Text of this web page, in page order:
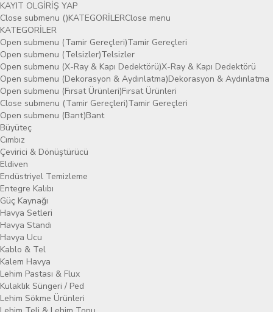
KAYIT OLGİRİŞ YAP
Close submenu ()KATEGORİLERClose menu
KATEGORİLER
Open submenu (Tamir Gereçleri)Tamir Gereçleri
Open submenu (Telsizler)Telsizler
Open submenu (X-Ray & Kapı Dedektörü)X-Ray & Kapı Dedektörü
Open submenu (Dekorasyon & Aydınlatma)Dekorasyon & Aydınlatma
Open submenu (Fırsat Ürünleri)Fırsat Ürünleri
Close submenu (Tamir Gereçleri)Tamir Gereçleri
Open submenu (Bant)Bant
Büyüteç
Cımbız
Çevirici & Dönüştürücü
Eldiven
Endüstriyel Temizleme
Entegre Kalıbı
Güç Kaynağı
Havya Setleri
Havya Standı
Havya Ucu
Kablo & Tel
Kalem Havya
Lehim Pastası & Flux
Kulaklık Süngeri / Ped
Lehim Sökme Ürünleri